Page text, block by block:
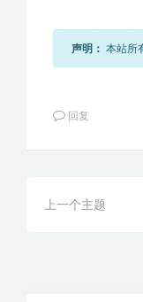
声明： 本站所
回复
上一个主题